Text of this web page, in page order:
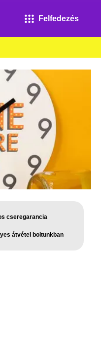
Felfedezés
cseregarancia
átvétel boltunkban